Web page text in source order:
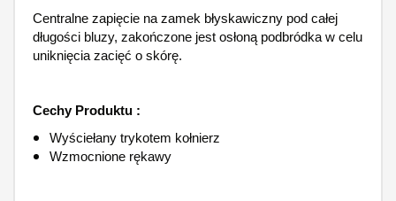
Centralne zapięcie na zamek błyskawiczny pod całej
długości bluzy, zakończone jest osłoną podbródka w celu
uniknięcia zacięć o skórę.
Cechy Produktu :
Wyściełany trykotem kołnierz
Wzmocnione rękawy